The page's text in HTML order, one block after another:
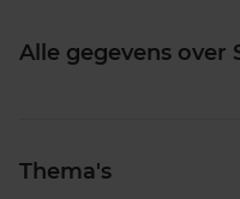
Alle gegevens over
Thema's